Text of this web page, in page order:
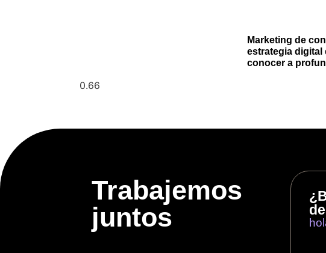
Marketing de
estrategia digital
conocer a
Trabajemos
juntos